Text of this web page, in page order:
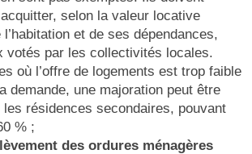
selon la valeur locative
et de ses dépendances,
votés par les collectivités locales.
où l’offre de logements est trop faible
demande, une majoration peut être
les résidences secondaires, pouvant
% ;
des ordures ménagères